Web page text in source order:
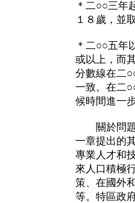
＊二○○三年
１８歲，並
＊二○○五年
或以上，而
分數線在二
一致。在二
候時間進一
關於問題
一章提出的
專業人才和
來人口積極
策、在國外
等。特區政